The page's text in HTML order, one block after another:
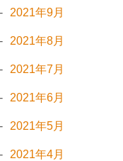
2021年9月
2021年8月
2021年7月
2021年6月
2021年5月
2021年4月